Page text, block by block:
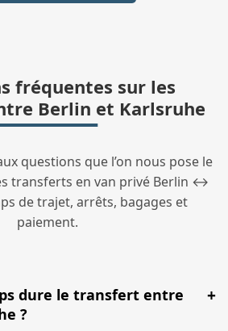
fréquentes sur les
Berlin et Karlsruhe
questions que l’on nous pose le
transferts en van privé Berlin ↔
de trajet, arrêts, bagages et
paiement.
dure le transfert entre
?